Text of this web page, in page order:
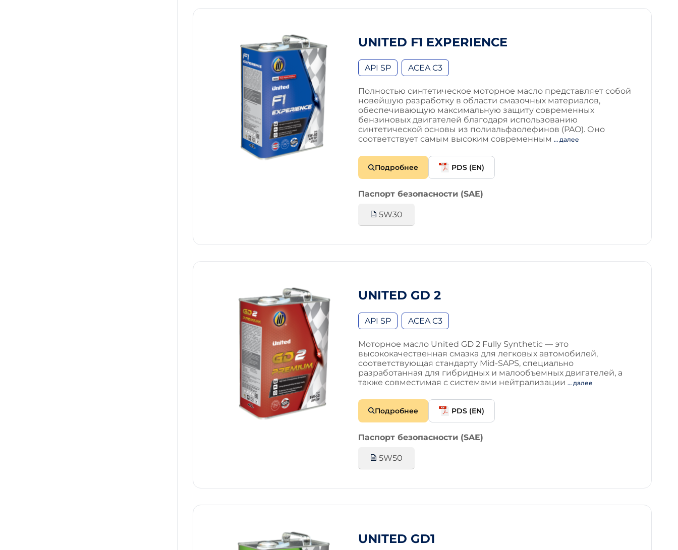
UNITED F1 EXPERIENCE
API SP ACEA C3
Полностью синтетическое моторное масло представляет собой
новейшую разработку в области смазочных материалов,
обеспечивающую максимальную защиту современных
бензиновых двигателей благодаря использованию
синтетической основы из полиальфаолефинов (PAO). Оно
соответствует самым высоким современным… далее
Подробнее PDS (EN)
Паспорт безопасности (SAE)
5W30
UNITED GD 2
API SP ACEA C3
Моторное масло United GD 2 Fully Synthetic — это
высококачественная смазка для легковых автомобилей,
соответствующая стандарту Mid-SAPS, специально
разработанная для гибридных и малообъемных двигателей, а
также совместимая с системами нейтрализации… далее
Подробнее PDS (EN)
Паспорт безопасности (SAE)
5W50
UNITED GD1